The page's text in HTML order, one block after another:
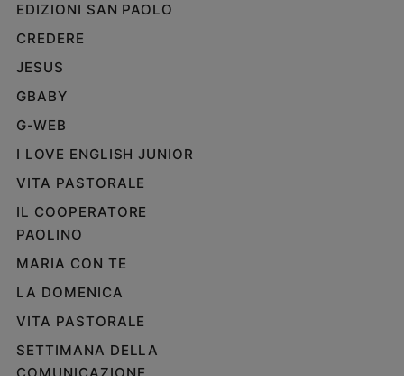
EDIZIONI SAN PAOLO
CREDERE
JESUS
GBABY
G-WEB
I LOVE ENGLISH JUNIOR
VITA PASTORALE
IL COOPERATORE
PAOLINO
MARIA CON TE
LA DOMENICA
VITA PASTORALE
SETTIMANA DELLA